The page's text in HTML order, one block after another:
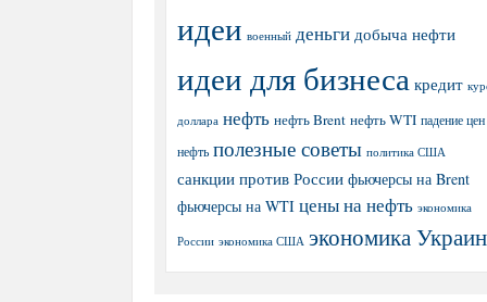
идеи военный деньги добыча нефти
идеи для бизнеса кредит
доллара нефть нефть Brent нефть WTI падение
нефть полезные советы политика США
санкции против России фьючерсы на Brent
фьючерсы на WTI цены на нефть экономика
России экономика США экономика